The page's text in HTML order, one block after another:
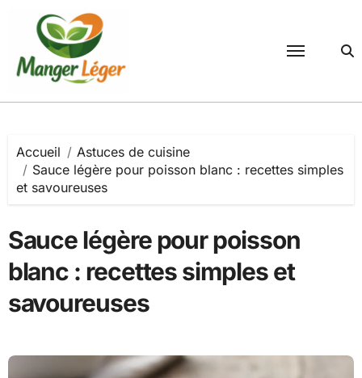
contenu
Accueil
Astuces de cuisine
Sauce légère pour poisson blanc : recettes simples
et savoureuses
Sauce légère pour poisson
blanc : recettes simples et
savoureuses